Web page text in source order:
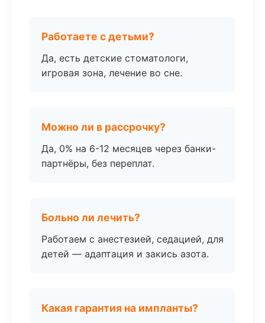
Работаете с детьми?
Да, есть детские стоматологи,
игровая зона, лечение во сне.
Можно ли в рассрочку?
Да, 0% на 6-12 месяцев через банки-
партнёры, без переплат.
Больно ли лечить?
Работаем с анестезией, седацией, для
детей — адаптация и закись азота.
Какая гарантия на импланты?